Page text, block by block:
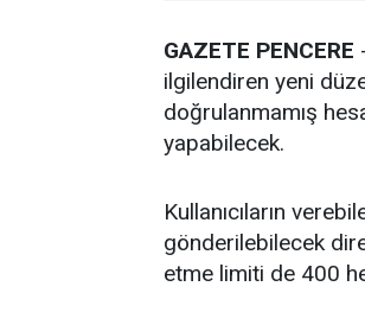
GAZETE PENCERE
ilgilendiren yeni
doğrulanmamış
yapabilecek.
Kullanıcıların
gönderilebilecek
etme limiti de 400